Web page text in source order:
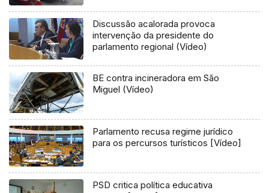
Discussão acalorada provoca
intervenção da presidente do
parlamento regional (Vídeo)
BE contra incineradora em São
Miguel (Vídeo)
Parlamento recusa regime jurídico
para os percursos turísticos [Vídeo]
PSD critica política educativa